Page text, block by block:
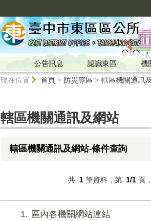
公告訊息 認識東區 機
現在位置 首頁> 防災專區 > 轄區機關通訊
轄區機關通訊及網站
轄區機關通訊及網站-條件查詢
共 1 筆資料，第 1/1 頁，
1 區內各機關網站連結